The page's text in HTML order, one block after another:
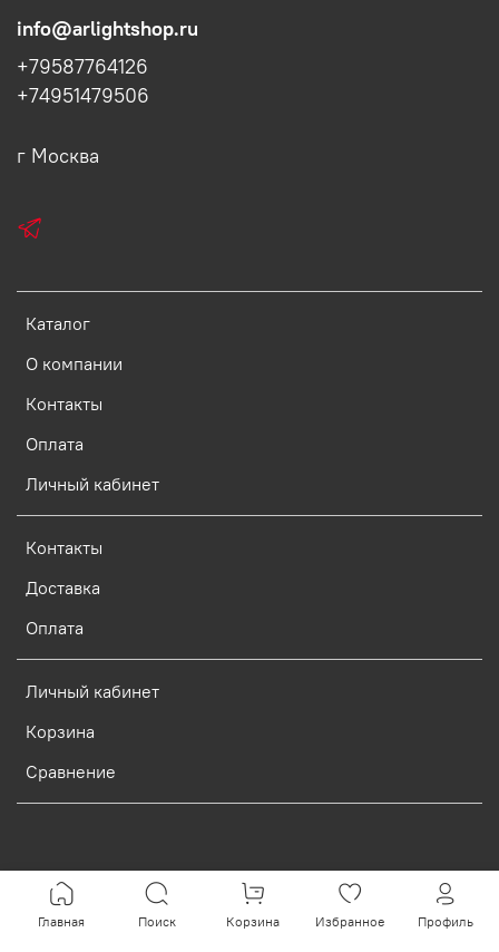
Каталог
О компании
Контакты
Оплата
Личный кабинет
Контакты
Доставка
Оплата
Личный кабинет
Корзина
Сравнение
info@arlightshop.ru
+79587764126
+74951479506
г Москва
Главная Поиск Корзина Избранное Профиль
Verification: d773dcf9c7c1c3e0